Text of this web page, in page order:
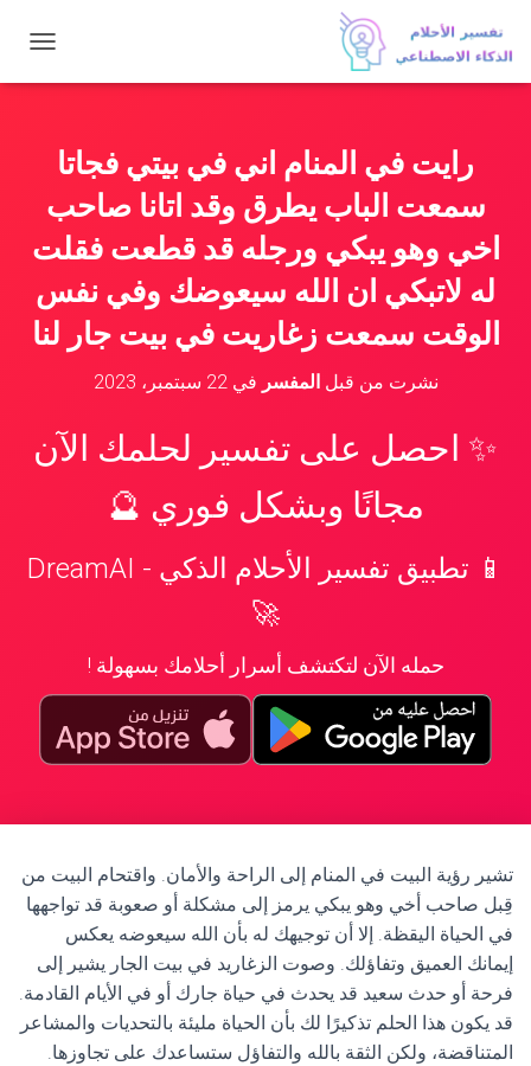
ب
ق
رايت في المنام اني في بيتي فجاتا
سمعت الباب يطرق وقد اتانا صاحب
اخي وهو يبكي ورجله قد قطعت فقلت
له لاتبكي ان الله سيعوضك وفي نفس
الوقت سمعت زغاريت في بيت جار لنا
نشرت من قبلالمفسر في22 سبتمبر، 2023
✨ احصل على تفسير لحلمك الآن
مجانًا وبشكل فوري 🔮
📱 تطبيق تفسير الأحلام الذكي - DreamAI
🚀
حمله الآن لتكتشف أسرار أحلامك بسهولة !
تشير رؤية البيت في المنام إلى الراحة والأمان. واقتحام البيت من
قِبل صاحب أخي وهو يبكي يرمز إلى مشكلة أو صعوبة قد تواجهها
في الحياة اليقظة. إلا أن توجيهك له بأن الله سيعوضه يعكس
إيمانك العميق وتفاؤلك. وصوت الزغاريد في بيت الجار يشير إلى
فرحة أو حدث سعيد قد يحدث في حياة جارك أو في الأيام القادمة.
قد يكون هذا الحلم تذكيرًا لك بأن الحياة مليئة بالتحديات والمشاعر
المتناقضة، ولكن الثقة بالله والتفاؤل ستساعدك على تجاوزها.